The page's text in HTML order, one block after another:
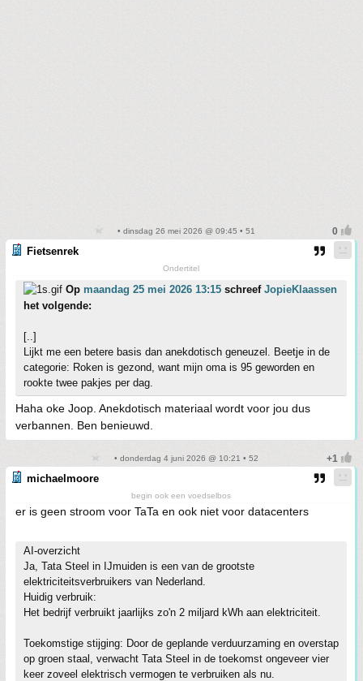
• dinsdag 26 mei 2026 @ 09:45 • 51
Fietsenrek
Ondertitel
Op maandag 25 mei 2026 13:15 schreef JopieKlaassen
het volgende:
[..]
Lijkt me een betere basis dan anekdotisch geneuzel. Beetje in de
categorie: Roken is gezond, want mijn oma is 95 geworden en
rookte twee pakjes per dag.
Haha oke Joop. Anekdotisch materiaal wordt voor jou dus
verbannen. Ben benieuwd.
• donderdag 4 juni 2026 @ 10:21 • 52
michaelmoore
begin ook een voedselbos
er is geen stroom voor TaTa en ook niet voor datacenters
AI-overzicht
Ja, Tata Steel in IJmuiden is een van de grootste
elektriciteitsverbruikers van Nederland.
Huidig verbruik:
Het bedrijf verbruikt jaarlijks zo'n 2 miljard kWh aan elektriciteit.
Toekomstige stijging: Door de geplande verduurzaming en overstap
op groen staal, verwacht Tata Steel in de toekomst ongeveer vier
keer zoveel elektrisch vermogen te verbruiken als nu.